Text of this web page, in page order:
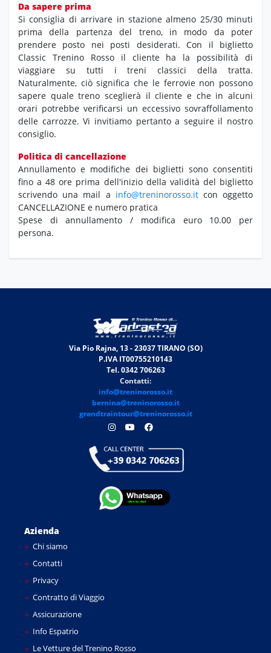
Da sapere prima
Si consiglia di arrivare in stazione almeno 25/30 minuti
prima della partenza del treno, in modo da poter
prendere posto nei posti desiderati. Con il biglietto
Classic Trenino Rosso il cliente ha la possibilità di
viaggiare su tutti i treni classici della tratta.
Naturalmente, ciò significa che le ferrovie non possono
sapere quale treno sceglierà il cliente e che in alcuni
orari potrebbe verificarsi un eccessivo sovraffollamento
delle carrozze. Vi invitiamo pertanto a seguire il nostro
consiglio.
Politica di cancellazione
Annullamento e modifiche dei biglietti sono consentiti
fino a 48 ore prima dell'inizio della validità del biglietto
scrivendo una mail a info@treninorosso.itcon oggetto
CANCELLAZIONE e numero pratica
Spese di annullamento / modifica euro 10.00 per
persona.
Via Pio Rajna, 13 - 23037 TIRANO (SO)
P.IVA IT00755210143
Tel. 0342 706263
Contatti:
info@treninorosso.it
bernina@treninorosso.it
grandtraintour@treninorosso.it
Azienda
Chi siamo
Contatti
Privacy
Contratto di Viaggio
Assicurazione
Info Espatrio
Le Vetture del Trenino Rosso